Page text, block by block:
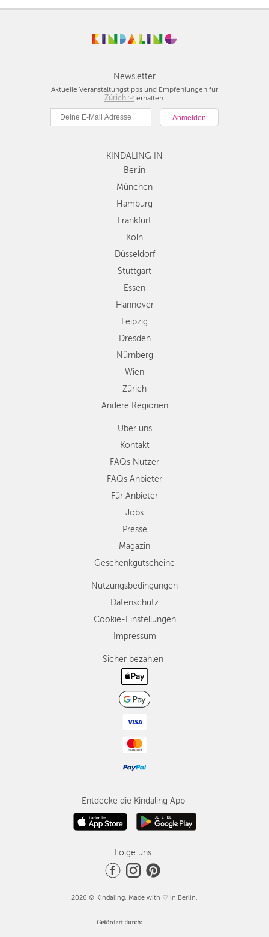
Newsletter
Aktuelle Veranstaltungstipps und Empfehlungen für
Zürich
Berlin
München
Hamburg
Köln
Stuttgart
Nürnberg
Regionen
erhalten.
KINDALING IN
Berlin
München
Hamburg
Frankfurt
Köln
Düsseldorf
Stuttgart
Essen
Hannover
Leipzig
Dresden
Nürnberg
Wien
Zürich
Andere Regionen
Über uns
Kontakt
FAQs Nutzer
FAQs Anbieter
Für Anbieter
Jobs
Presse
Magazin
Geschenkgutscheine
Nutzungsbedingungen
Datenschutz
Cookie-Einstellungen
Impressum
Sicher bezahlen
Entdecke die Kindaling App
Folge uns
2026 © Kindaling. Made with ♡ in Berlin.